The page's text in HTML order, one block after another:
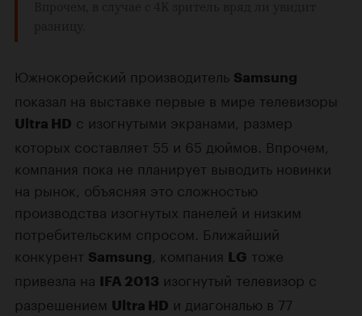
Южнокорейский производитель Samsung
показал на выставке первые в мире телевизоры
Ultra HD с изогнутыми экранами, размер
которых составляет 55 и 65 дюймов. Впрочем,
компания пока не планирует выводить новинки
на рынок, объясняя это сложностью
производства изогнутых панелей и низким
потребительским спросом. Ближайший
конкурент Samsung , компания LG тоже
привезла на IFA 2013 изогнутый телевизор с
разрешением Ultra HD и диагональю в 77